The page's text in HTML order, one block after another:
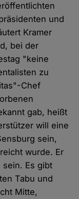
und
Kramer
bei der
"keine
zu
Chef
gab, heißt
will eine
sein,
wurde. Er
Es gibt
Tabu und
Mitte,